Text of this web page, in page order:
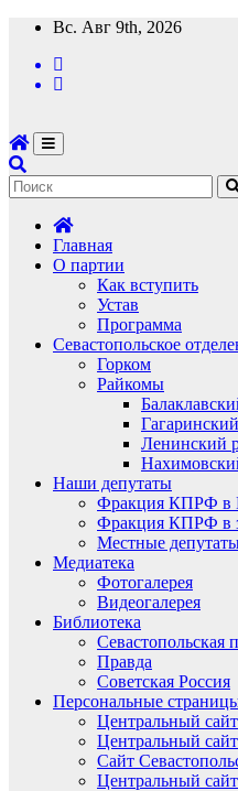
Перейти
содержимому
Вс. Авг 9th, 2026
Главная
О партии
Как вступить
Устав
Программа
Севастопольское
Горком
Райкомы
Ленинский
Наши депутаты
Фракция КПРФ в
Фракция КПРФ в
Местные
Медиатека
Фотогалерея
Видеогалерея
Библиотека
Севастопольская
Правда
Советская Россия
Персональные
Центральный
Центральный
Сайт
Центральный сайт